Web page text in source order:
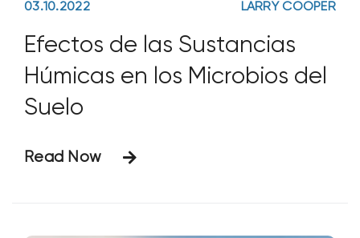
03.10.2022 LARRY COOPER
Efectos de las Sustancias
Húmicas en los Microbios del
Suelo
Read Now